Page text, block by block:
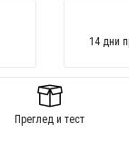
14 дни
Преглед и тест